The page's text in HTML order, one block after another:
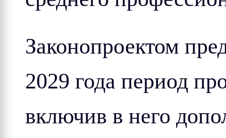
Законопроектом
2029 года период
включив в него